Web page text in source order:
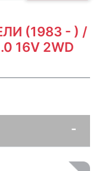
(1983 - ) /
16V 2WD